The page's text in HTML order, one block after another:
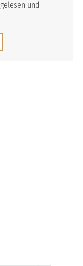
gelesen und